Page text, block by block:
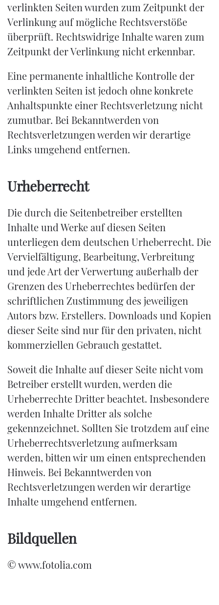
verlinkten Seiten wurden zum Zeitpunkt der
Verlinkung auf mögliche Rechtsverstöße
überprüft. Rechtswidrige Inhalte waren zum
Zeitpunkt der Verlinkung nicht erkennbar.
Eine permanente inhaltliche Kontrolle der
verlinkten Seiten ist jedoch ohne konkrete
Anhaltspunkte einer Rechtsverletzung nicht
zumutbar. Bei Bekanntwerden von
Rechtsverletzungen werden wir derartige
Links umgehend entfernen.
Urheberrecht
Die durch die Seitenbetreiber erstellten
Inhalte und Werke auf diesen Seiten
unterliegen dem deutschen Urheberrecht. Die
Vervielfältigung, Bearbeitung, Verbreitung
und jede Art der Verwertung außerhalb der
Grenzen des Urheberrechtes bedürfen der
schriftlichen Zustimmung des jeweiligen
Autors bzw. Erstellers. Downloads und Kopien
dieser Seite sind nur für den privaten, nicht
kommerziellen Gebrauch gestattet.
Soweit die Inhalte auf dieser Seite nicht vom
Betreiber erstellt wurden, werden die
Urheberrechte Dritter beachtet. Insbesondere
werden Inhalte Dritter als solche
gekennzeichnet. Sollten Sie trotzdem auf eine
Urheberrechtsverletzung aufmerksam
werden, bitten wir um einen entsprechenden
Hinweis. Bei Bekanntwerden von
Rechtsverletzungen werden wir derartige
Inhalte umgehend entfernen.
Bildquellen
© www.fotolia.com